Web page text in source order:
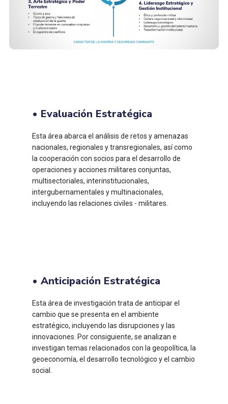
• Evaluación Estratégica
Esta área abarca el análisis de retos y amenazas
nacionales, regionales y transregionales, así como
la cooperación con socios para el desarrollo de
operaciones y acciones militares conjuntas,
multisectoriales, interinstitucionales,
intergubernamentales y multinacionales,
incluyendo las relaciones civiles - militares.
• Anticipación Estratégica
Esta área de investigación trata de anticipar el
cambio que se presenta en el ambiente
estratégico, incluyendo las disrupciones y las
innovaciones. Por consiguiente, se analizan e
investigan temas relacionados con la geopolítica, la
geoeconomía, el desarrollo tecnológico y el cambio
social.